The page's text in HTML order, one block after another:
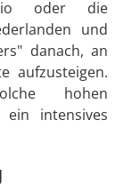
oder die
und
danach, an
aufzusteigen.
hohen
ein intensives